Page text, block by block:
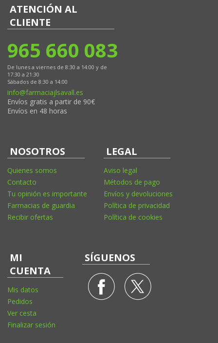
ATENCIÓN AL
CLIENTE
965 660 083
De lunes a viernes de 8:30 a 14:00 y de
17:30 a 21:30
Sábados de 8:30 a 14:00
info@farmaciajlsavall.es
Envíos gratis a partir de 90€
Envíos en 48 horas
NOSOTROS
Quienes somos
Contacto
Tu opinión es importante
Farmacias de guardia
Recibir ofertas
LEGAL
Aviso legal
Métodos de pago
Envíos y devoluciones
Política de privacidad
Política de cookies
MI
CUENTA
Mis datos
Pedidos
Ver cesta
Finalizar sesión
SÍGUENOS